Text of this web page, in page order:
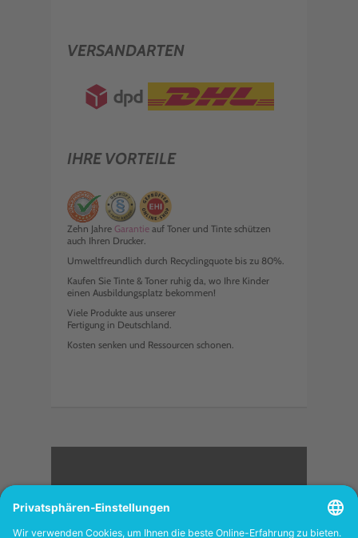
VERSANDARTEN
IHRE VORTEILE
Zehn Jahre Garantie auf Toner und Tinte schützen
auch Ihren Drucker.
Umweltfreundlich durch Recyclingquote bis zu 80%.
Kaufen Sie Tinte & Toner ruhig da, wo Ihre Kinder
einen Ausbildungsplatz bekommen!
Viele Produkte aus unserer
Fertigung in Deutschland.
Kosten senken und Ressourcen schonen.
<